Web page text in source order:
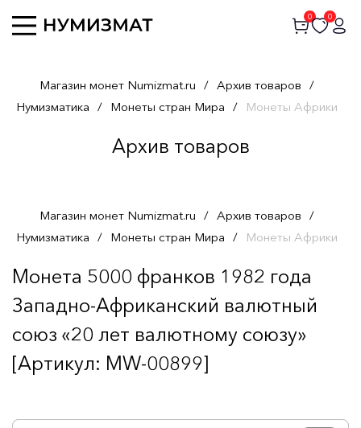
0 0
Магазин монет Numizmat.ru / Архив товаров /
Нумизматика / Монеты стран Мира / Монеты Африки
Архив товаров
Магазин монет Numizmat.ru / Архив товаров /
Нумизматика / Монеты стран Мира / Монеты Африки
Монета 5000 франков 1982 года
Западно-Африканский валютный
союз «20 лет валютному союзу»
[Артикул: MW-00899]